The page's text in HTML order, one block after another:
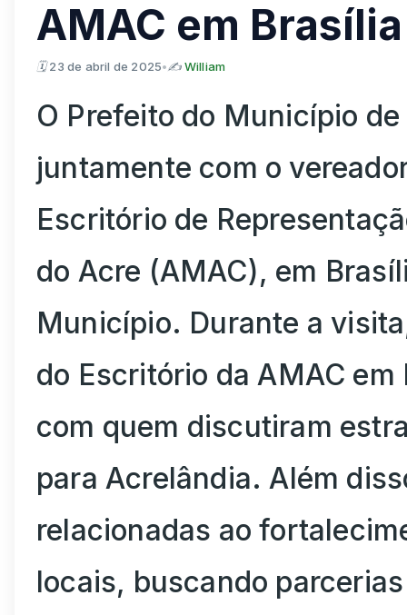
AMAC em Brasília
🗓23 de abril de 2025•✍️ William
O Prefeito do Município
juntamente com o
Escritório de
do Acre (AMAC), em
Município. Durante a
do Escritório da AMAC
com quem discutiram
para Acrelândia. Além
relacionadas ao
locais, buscando